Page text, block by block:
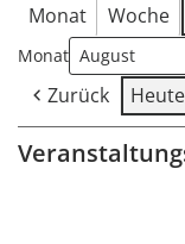
Monat Woche
Monat
Zurück Heute